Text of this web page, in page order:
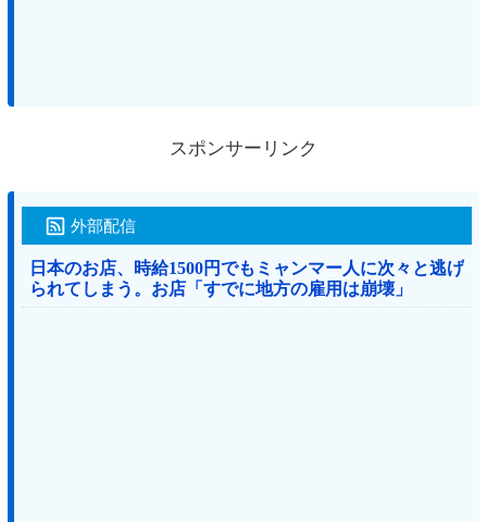
スポンサーリンク
外部配信
日本のお店、時給1500円でもミャンマー人に次々と逃げ
られてしまう。お店「すでに地方の雇用は崩壊」